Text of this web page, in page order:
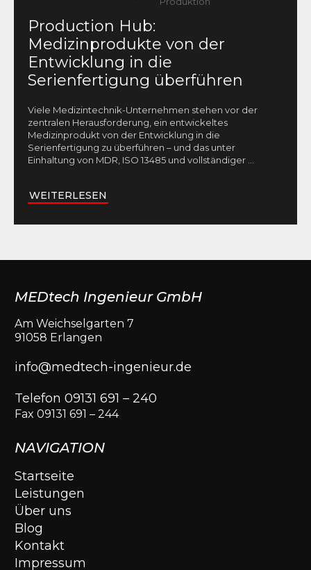
Production Hub:
Medizinprodukte von der
Entwicklung in die
Serienfertigung überführen
Viele Medizintechnik-Unternehmen stehen vor der
zentralen Herausforderung, ein entwickeltes
Medizinprodukt von der Entwicklung in die
Serienfertigung zu überführen – und das unter
Einhaltung von MDR, ISO 13485 und vollständiger
WEITERLESEN
MEDtech Ingenieur GmbH
Am Weichselgarten 7
91058 Erlangen
info@medtech-ingenieur.de
Telefon 09131 691 – 240
Fax 09131 691 – 244
NAVIGATION
Startseite
Leistungen
Über uns
Blog
Kontakt
Impressum